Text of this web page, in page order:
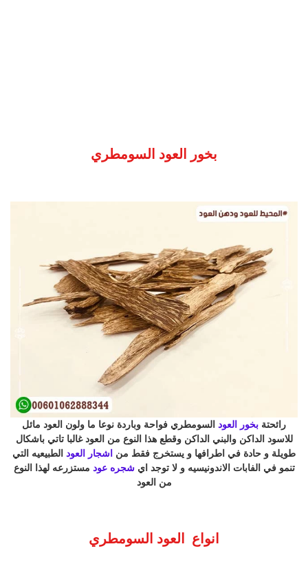
بخور العود السومطري
رائحتة بخور العود السومطري فواحة وباردة نوعا ما ولون العود مائل
للاسود الداكن والبني الداكن وقطع هذا النوع من العود غالبا تاتي باشكال
طويلة و حادة في اطرافها و يستخرج فقط من اشجار العود الطبيعيه التي
تنمو في الفابات الاندونيسيه و لا توجد ايشجره عود مستزرعه لهذا النوع
من العود
انواع العود السومطري